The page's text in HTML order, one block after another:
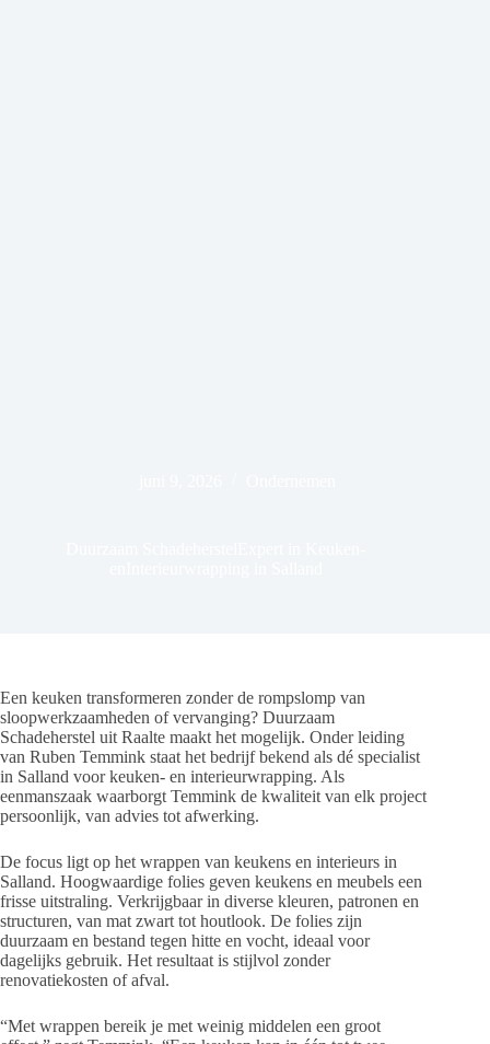
Een keuken transformeren zonder de rompslomp van
sloopwerkzaamheden of vervanging? Duurzaam
Schadeherstel uit Raalte maakt het mogelijk. Onder leiding
van Ruben Temmink staat het bedrijf bekend als dé specialist
in Salland voor keuken- en interieurwrapping. Als
eenmanszaak waarborgt Temmink de kwaliteit van elk project
persoonlijk, van advies tot afwerking.
De focus ligt op het wrappen van keukens en interieurs in
Salland. Hoogwaardige folies geven keukens en meubels een
frisse uitstraling. Verkrijgbaar in diverse kleuren, patronen en
structuren, van mat zwart tot houtlook. De folies zijn
duurzaam en bestand tegen hitte en vocht, ideaal voor
dagelijks gebruik. Het resultaat is stijlvol zonder
renovatiekosten of afval.
“Met wrappen bereik je met weinig middelen een groot